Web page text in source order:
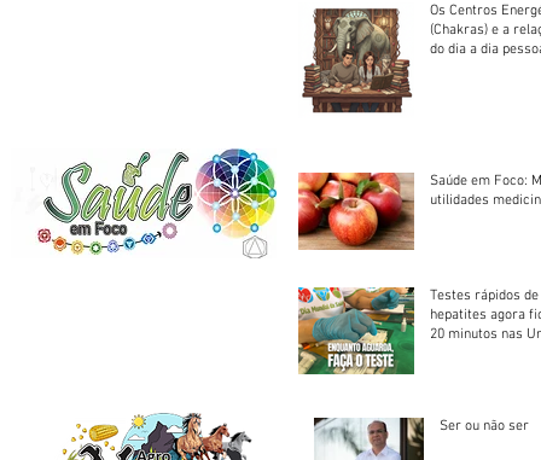
Os Centros
(Chakras) e a
do dia a dia
Saúde em Foco:
utilidades
Testes rápidos
hepatites agora
20 minutos nas
Ser ou não ser